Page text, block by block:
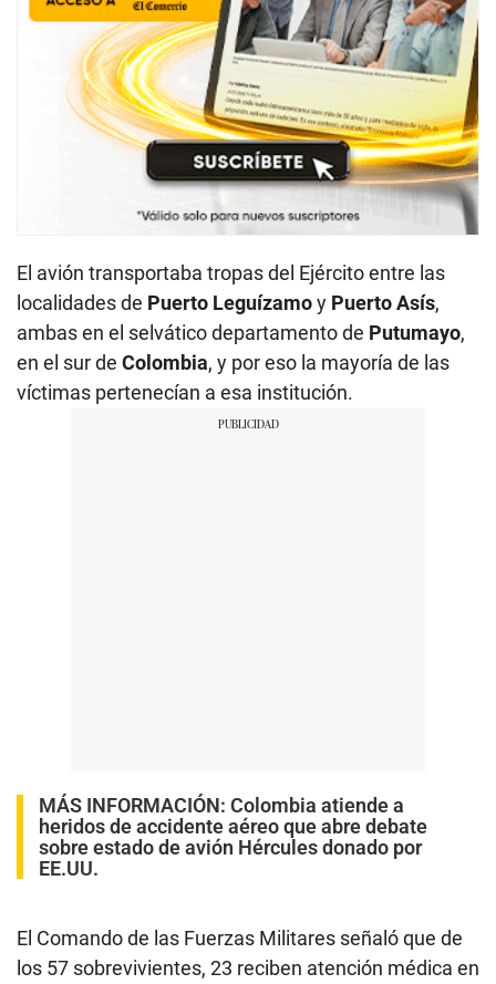
El avión transportaba tropas del Ejército entre las
localidades de Puerto Leguízamoy Puerto Asís,
ambas en el selvático departamento de Putumayo,
en el sur de Colombia, y por eso la mayoría de las
víctimas pertenecían a esa institución.
MÁS INFORMACIÓN: Colombia atiende a
heridos de accidente aéreo que abre debate
sobre estado de avión Hércules donado por
EE.UU.
El Comando de las Fuerzas Militares señaló que de
los 57 sobrevivientes, 23 reciben atención médica en